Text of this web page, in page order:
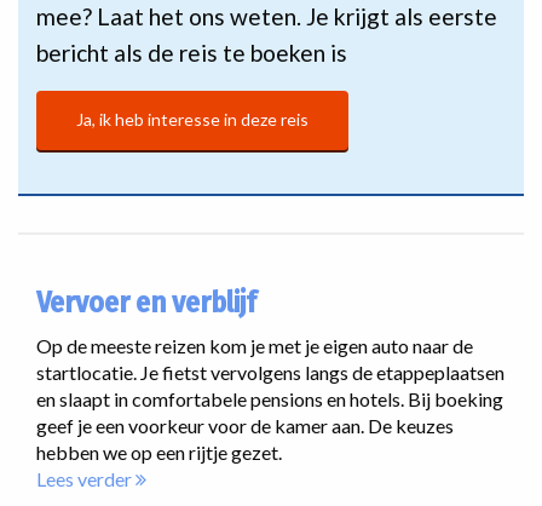
mee? Laat het ons weten. Je krijgt als eerste
bericht als de reis te boeken is
Ja, ik heb interesse in deze reis
Vervoer en verblijf
Op de meeste reizen kom je met je eigen auto naar de
startlocatie. Je fietst vervolgens langs de etappeplaatsen
en slaapt in comfortabele pensions en hotels. Bij boeking
geef je een voorkeur voor de kamer aan. De keuzes
hebben we op een rijtje gezet.
Lees verder